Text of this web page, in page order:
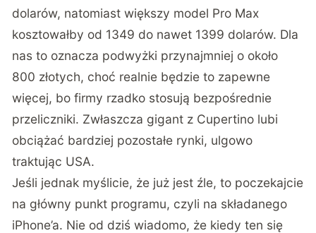
dolarów, natomiast większy model Pro Max
kosztowałby od 1349 do nawet 1399 dolarów. Dla
nas to oznacza podwyżki przynajmniej o około
800 złotych, choć realnie będzie to zapewne
więcej, bo firmy rzadko stosują bezpośrednie
przeliczniki. Zwłaszcza gigant z Cupertino lubi
obciążać bardziej pozostałe rynki, ulgowo
traktując USA.
Jeśli jednak myślicie, że już jest źle, to poczekajcie
na główny punkt programu, czyli na składanego
iPhone’a. Nie od dziś wiadomo, że kiedy ten się